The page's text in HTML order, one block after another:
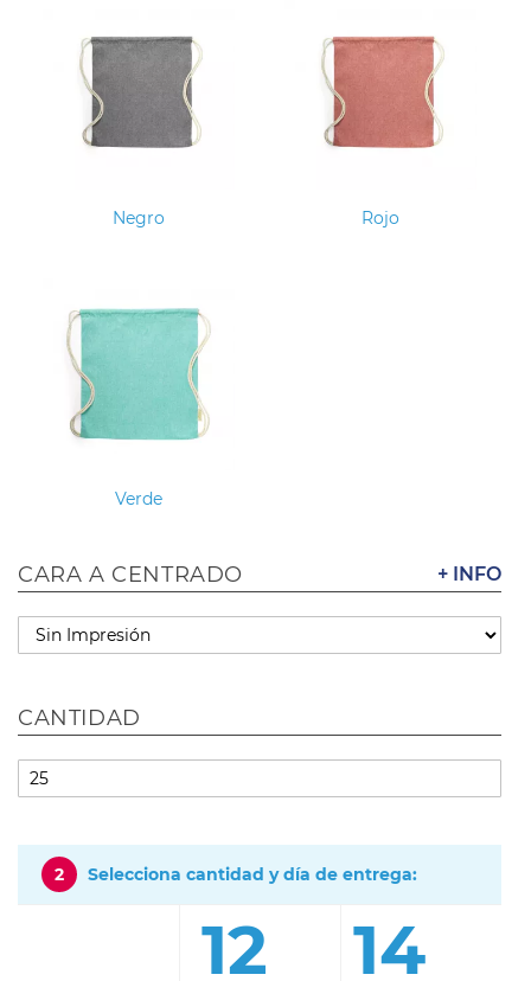
Negro Rojo
Verde
+ INFO
CARA A CENTRADO
CANTIDAD
2 Selecciona cantidad y día de entrega:
12 14